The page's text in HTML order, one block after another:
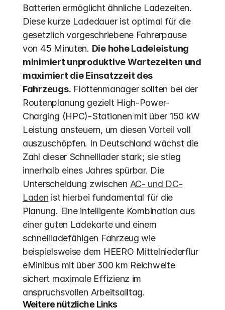
Batterien ermöglicht ähnliche Ladezeiten.
Diese kurze Ladedauer ist optimal für die
gesetzlich vorgeschriebene Fahrerpause
von 45 Minuten. Die hohe Ladeleistung
minimiert unproduktive Wartezeiten und
maximiert die Einsatzzeit des
Fahrzeugs. Flottenmanager sollten bei der
Routenplanung gezielt High-Power-
Charging (HPC)-Stationen mit über 150 kW
Leistung ansteuern, um diesen Vorteil voll
auszuschöpfen. In Deutschland wächst die
Zahl dieser Schnelllader stark; sie stieg
innerhalb eines Jahres spürbar. Die
Unterscheidung zwischen AC- und DC-
Laden ist hierbei fundamental für die
Planung. Eine intelligente Kombination aus
einer guten Ladekarte und einem
schnellladefähigen Fahrzeug wie
beispielsweise dem HEERO Mittelniederflur
eMinibus mit über 300 km Reichweite
sichert maximale Effizienz im
anspruchsvollen Arbeitsalltag.
Weitere nützliche Links